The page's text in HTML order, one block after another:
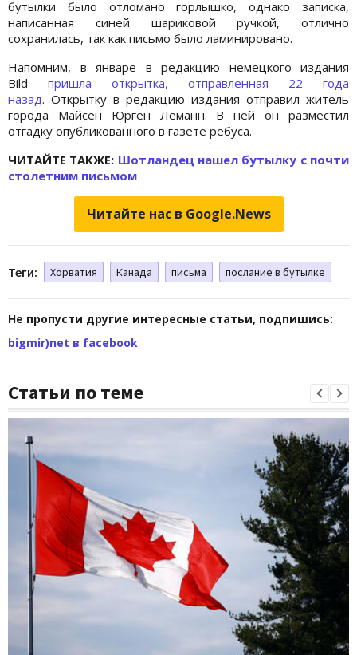
бутылки было отломано горлышко, однако записка,
написанная синей шариковой ручкой, отлично
сохранилась, так как письмо было ламинировано.
Напомним, в январе в редакцию немецкого издания
Bild пришла открытка, отправленная 22 года
назад. Открытку в редакцию издания отправил житель
города Майсен Юрген Леманн. В ней он разместил
отгадку опубликованного в газете ребуса.
ЧИТАЙТЕ ТАКЖЕ: Шотландец нашел бутылку с почти
столетним письмом
Читайте нас в Google.News
Теги: Хорватия Канада письма послание в бутылке
Не пропусти другие интересные статьи, подпишись:
bigmir)net в facebook
Статьи по теме